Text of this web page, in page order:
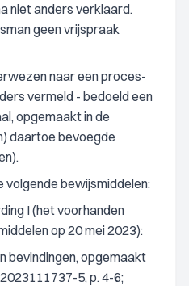
niet anders verklaard.
geen vrijspraak
naar een proces-
vermeld - bedoeld een
opgemaakt in de
daartoe bevoegde
bewijsmiddelen:
I (het voorhanden
op 20 mei 2023):
bevindingen, opgemaakt
5, p. 4-6;